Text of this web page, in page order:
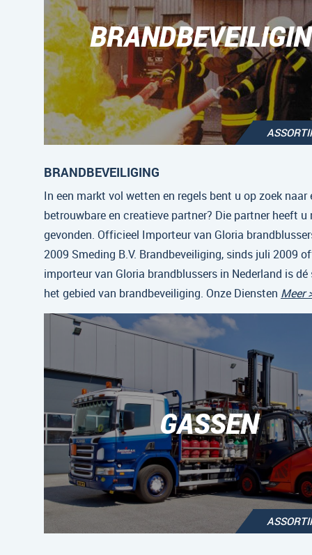
BRANDBEVEILIGING
In een markt vol wetten en regels bent u op zoek naar
betrouwbare en creatieve partner? Die partner heeft u
gevonden. Officieel Importeur van Gloria
2009 Smeding B.V. Brandbeveiliging, sinds juli 2009
importeur van Gloria brandblussers in Nederland is
het gebied van brandbeveiliging. Onze Diensten Meer
GASSEN